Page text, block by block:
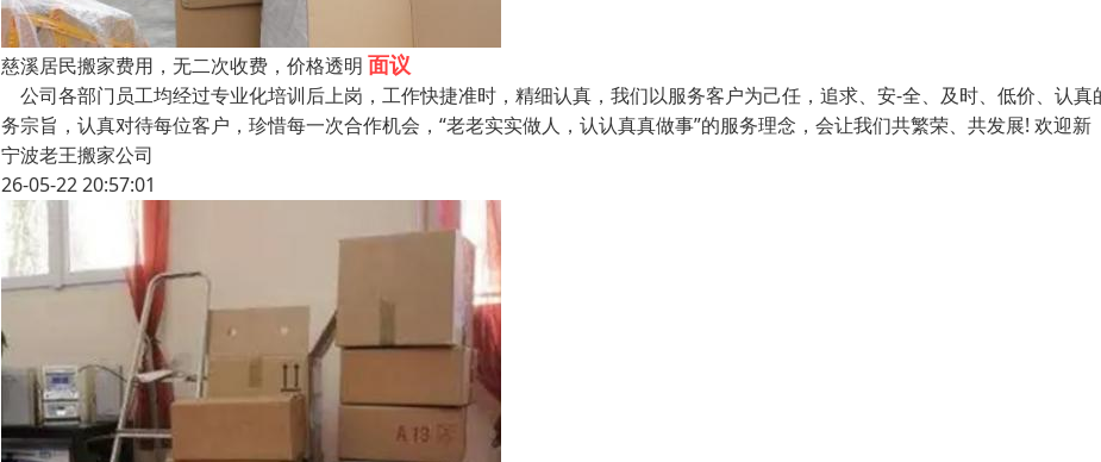
慈溪居民搬家费用，无二次收费，价格透明 面议
公司各部门员工均经过专业化培训后上岗，工作快捷准时，精细认真，我们以服务客户为己任，追求、安-全、及时、低价、认真
务宗旨，认真对待每位客户，珍惜每一次合作机会，“老老实实做人，认认真真做事”的服务理念，会让我们共繁荣、共发展! 欢迎新
宁波老王搬家公司
26-05-22 20:57:01